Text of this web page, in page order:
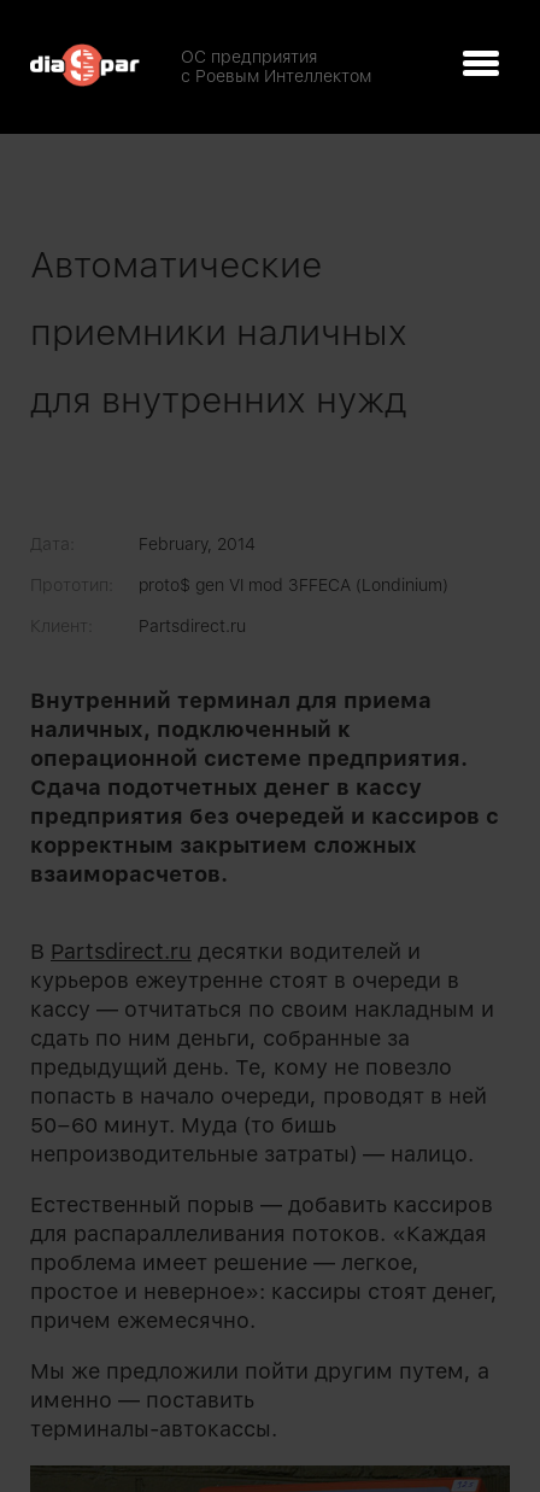
ОС предприятия
с Роевым Интеллектом
Автоматические
приемники наличных
для внутренних нужд
Дата: February, 2014
Прототип: proto$ gen VI mod 3FFECA (Londinium)
Клиент: Partsdirect.ru
Внутренний терминал для приема
наличных, подключенный к
операционной системе предприятия.
Сдача подотчетных денег в кассу
предприятия без очередей и кассиров с
корректным закрытием сложных
взаиморасчетов.
В Partsdirect.ru десятки водителей и
курьеров ежеутренне стоят в очереди в
кассу — отчитаться по своим накладным и
сдать по ним деньги, собранные за
предыдущий день. Те, кому не повезло
попасть в начало очереди, проводят в ней
50−60 минут. Муда (то бишь
непроизводительные затраты) — налицо.
Естественный порыв — добавить кассиров
для распараллеливания потоков. «Каждая
проблема имеет решение — легкое,
простое и неверное»: кассиры стоят денег,
причем ежемесячно.
Мы же предложили пойти другим путем, а
именно — поставить
терминалы-автокассы.